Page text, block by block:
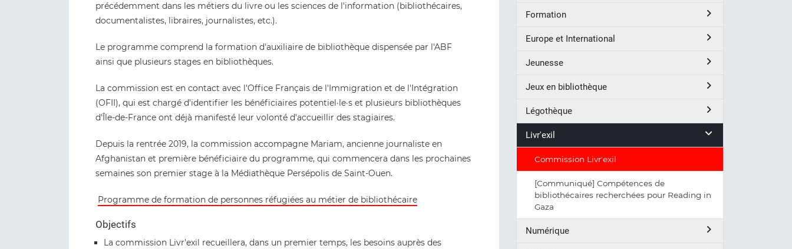
précédemment dans les métiers du livre ou les sciences de l'information (bibliothécaires,
documentalistes, libraires, journalistes, etc.).
Le programme comprend la formation d'auxiliaire de bibliothèque dispensée par l'ABF
ainsi que plusieurs stages en bibliothèques.
La commission est en contact avec l'Office Français de l'Immigration et de l'Intégration
(OFII), qui est chargé d'identifier les bénéficiaires potentiel·le·s et plusieurs bibliothèques
d'Île-de-France ont déjà manifesté leur volonté d'accueillir des stagiaires.
Depuis la rentrée 2019, la commission accompagne Mariam, ancienne journaliste en
Afghanistan et première bénéficiaire du programme, qui commencera dans les prochaines
semaines son premier stage à la Médiathèque Persépolis de Saint-Ouen.
Programme de formation de personnes réfugiées au métier de bibliothécaire
Objectifs
La commission Livr'exil recueillera, dans un premier temps, les besoins auprès des
Formation
Europe et International
Jeunesse
Jeux en bibliothèque
Légothèque
Livr'exil
Commission Livr'exil
[Communiqué] Compétences de
bibliothécaires recherchées pour Reading in
Gaza
Numérique